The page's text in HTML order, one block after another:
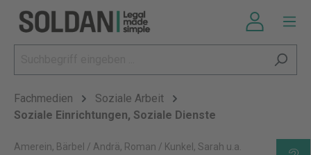
Fachmedien
Soziale Arbeit
Soziale Einrichtungen, Soziale Dienste
Amerein, Bärbel / Andrä, Roman / Kunkel, Sarah u.a.